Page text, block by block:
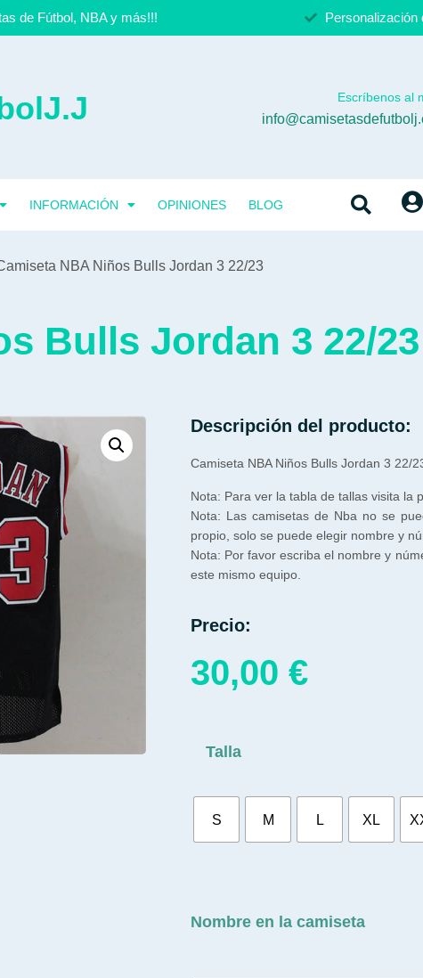
de Fútbol, NBA y más!!! Personalización
Escríbenos al
INFORMACIÓN OPINIONES BLOG
NBA Niños Bulls Jordan 3 22/23
Bulls Jordan 3 22/23
Descripción del producto:
Camiseta NBA Niños Bulls Jordan 3 22/
Nota: Para ver la tabla de tallas visita la
Nota: Las camisetas de Nba no se
propio, solo se puede elegir nombre y
Nota: Por favor escriba el nombre y
este mismo equipo.
Precio:
30,00 €
Talla
S M L XL
Nombre en la camiseta